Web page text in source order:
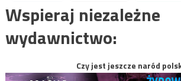
Wspieraj niezależne
wydawnictwo:
Czy jest jeszcze naród